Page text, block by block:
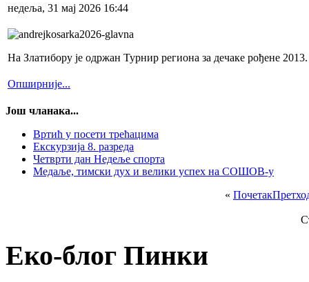
недеља, 31 мај 2026 16:44
На Златибору је одржан Турнир региона за дечаке рођене
Опширније...
Још чланака...
Вртић у посети трећацима
Екскурзија 8. разреда
Четврти дан Недеље спорта
Медаље, тимски дух и велики успех на СОШОВ-у
« Почетак
Еко-блог Пинки